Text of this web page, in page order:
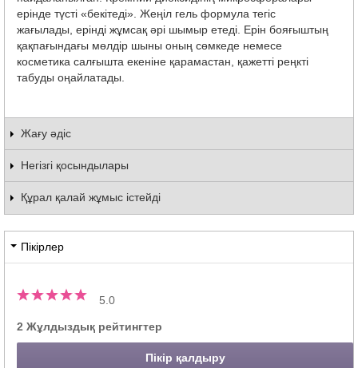
ерінде түсті «бекітеді». Жеңіл гель формула тегіс
жағылады, ерінді жұмсақ әрі шымыр етеді. Ерін бояғыштың
қақпағындағы мөлдір шыны оның сөмкеде немесе
косметика салғышта екеніне қарамастан, қажетті реңкті
табуды оңайлатады.
Жағу әдіс
Негізгі қосындылары
Құрал қалай жұмыс істейді
Пікірлер
5.0
2 Жұлдыздық рейтингтер
Пікір қалдыру